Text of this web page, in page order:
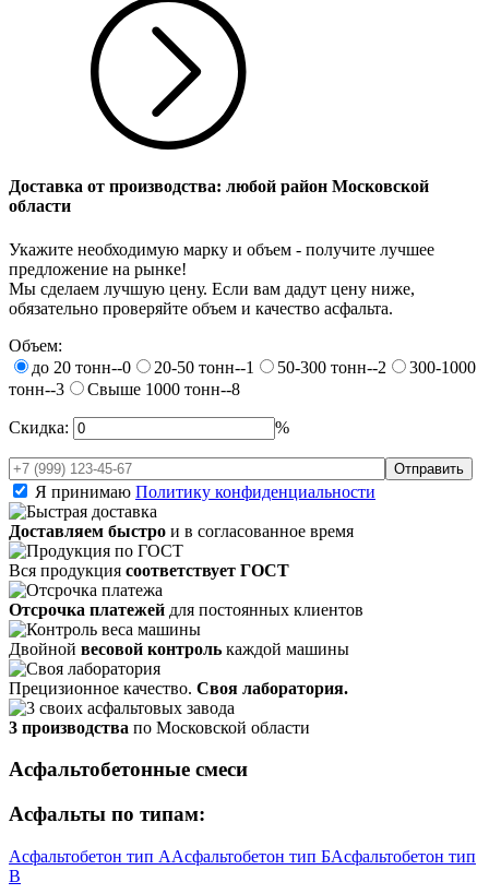
Доставка от производства: любой район Московской
области
Укажите необходимую марку и объем - получите лучшее
предложение на рынке!
Мы сделаем лучшую цену. Если вам дадут цену ниже,
обязательно проверяйте объем и качество асфальта.
Объем:
до 20 тонн--0
20-50 тонн--1 50-300 тонн--2
300-1000
тонн--3
Свыше 1000 тонн--8
Скидка: %
Я принимаю Политику конфиденциальности
Доставляем быстро и в согласованное время
Вся продукция соответствует ГОСТ
Отсрочка платежей для постоянных клиентов
Двойной весовой контроль каждой машины
Прецизионное качество. Своя лаборатория.
3 производства по Московской области
Асфальтобетонные смеси
Асфальты по типам:
Асфальтобетон тип ААсфальтобетон тип БАсфальтобетон тип
В